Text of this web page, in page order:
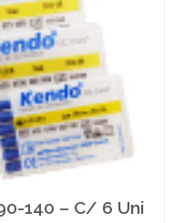
140 – C/ 6 Uni